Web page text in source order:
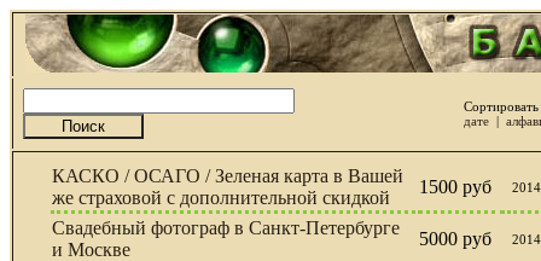
дате |
КАСКО / ОСАГО / Зеленая карта в Вашей
же страховой с дополнительной скидкой
1500 руб
Свадебный фотограф в Санкт-Петербурге
и Москве
5000 руб